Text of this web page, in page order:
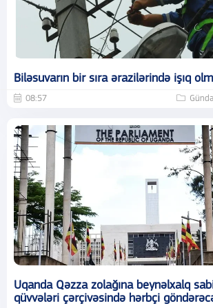
Biləsuvarın bir sıra ərazilərində işıq
08:57
Uqanda Qəzza zolağına beynəlxalq
qüvvələri çərçivəsində hərbçi